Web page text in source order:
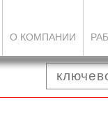
О КОМПАНИИ